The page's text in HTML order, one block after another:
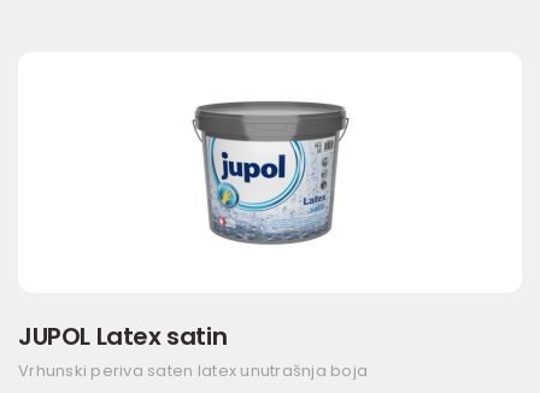
JUPOL Latex satin
Vrhunski periva saten latex unutrašnja boja